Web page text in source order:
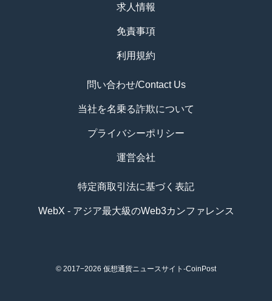
求人情報
免責事項
利用規約
問い合わせ/Contact Us
当社を名乗る詐欺について
プライバシーポリシー
運営会社
特定商取引法に基づく表記
WebX - アジア最大級のWeb3カンファレンス
© 2017−2026 仮想通貨ニュースサイト-CoinPost